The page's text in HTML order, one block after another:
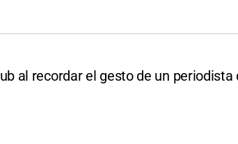
al recordar el gesto de un periodista